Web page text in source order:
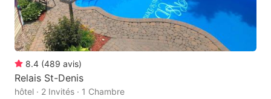
for
changing
dates.
for
changing
dates.
8.4 (489 avis)
Relais St-Denis
hôtel · 2 Invités · 1 Chambre